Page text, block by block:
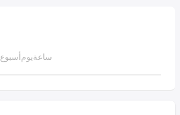
أسبوعيومساعة